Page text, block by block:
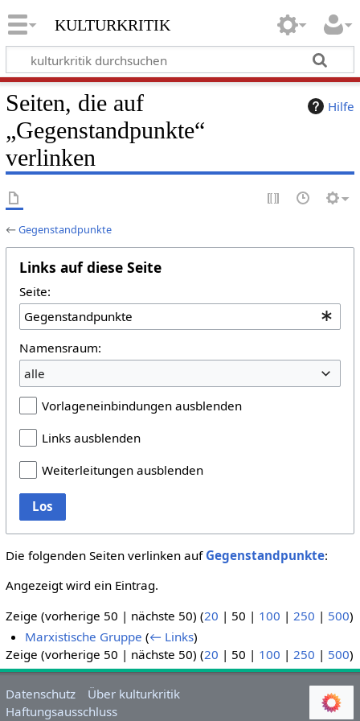
kulturkritik
Hilfe
Seiten, die auf
„Gegenstandpunkte“
verlinken
←Gegenstandpunkte
Links auf diese Seite
Seite:
Namensraum:
alle
Vorlageneinbindungen ausblenden
Links ausblenden
Weiterleitungen ausblenden
Los
Die folgenden Seiten verlinken auf Gegenstandpunkte:
Angezeigt wird ein Eintrag.
Zeige (vorherige 50 | nächste 50) (20 | 50 | 100 | 250 | 500)
Marxistische Gruppe (← Links)
Zeige (vorherige 50 | nächste 50) (20 | 50 | 100 | 250 | 500)
Datenschutz
Über kulturkritik
Haftungsausschluss